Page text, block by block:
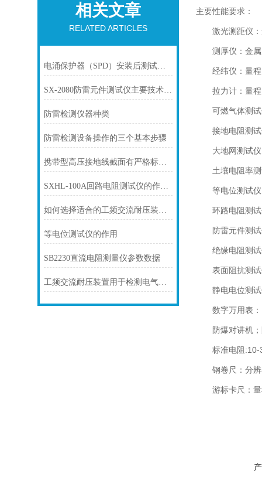
相关文章
RELATED ARTICLES
电涌保护器（SPD）安装后测试方法
SX-2080防雷元件测试仪主要技术指标
防雷检测仪器种类
防雷检测设备操作的三个基本步骤
携带型高压接地线截面有严格标准和要求
SXHL-100A回路电阻测试仪的作用是什么？
如何选择适合的工频交流耐压装置？
等电位测试仪的作用
SB2230直流电阻测量仪参数数据
工频交流耐压装置用于检测电气设备绝缘性能
主要性能要求：
激光测距仪：
测厚仪：金属
经纬仪：量程
拉力计：量程
可燃气体测试
接地电阻测试
大地网测试仪
土壤电阻率测
等电位测试仪
环路电阻测试
防雷元件测试
绝缘电阻测试
表面阻抗测试
静电电位测试
数字万用表：
防爆对讲机；
标准电阻:10-
钢卷尺：分辨
游标卡尺：量